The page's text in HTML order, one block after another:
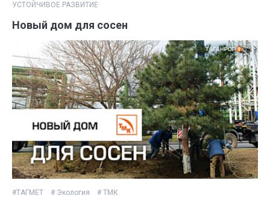
УСТОЙЧИВОЕ РАЗВИТИЕ
Новый дом для сосен
#ТАГМЕТ # Экология # ТМК